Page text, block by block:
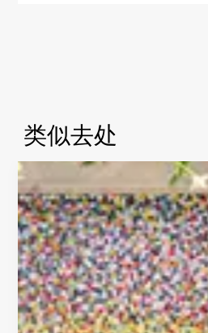
类似去处